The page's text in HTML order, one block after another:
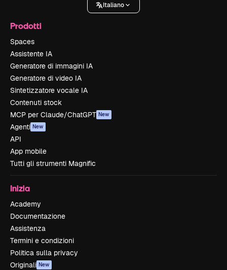
Italiano
Prodotti
Spaces
Assistente IA
Generatore di immagini IA
Generatore di video IA
Sintetizzatore vocale IA
Contenuti stock
MCP per Claude/ChatGPT New
Agenti New
API
App mobile
Tutti gli strumenti Magnific
Inizia
Academy
Documentazione
Assistenza
Termini e condizioni
Politica sulla privacy
Originali New